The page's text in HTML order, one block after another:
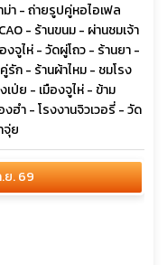
ม่า - ถ่ายรูปคู่หอไอเฟล
- ร้านขนม - ผ่านชมเจ้า
งจูไห่ - วัดผู่โถว - ร้านยา -
ก - ร้านผ้าไหม - ชมโรง
ป่ย - เมืองจูไห่ - ข้าม
ฮำ - โรงงานจิวเวอรี่ - วัด
จุ่ย
ย. 69